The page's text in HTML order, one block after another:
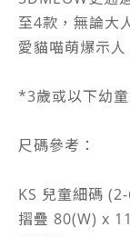
至4款，無論大
愛貓喵萌爆示人
*3歲或以下幼
尺碼參考：
KS 兒童細碼
摺疊 80(W) x